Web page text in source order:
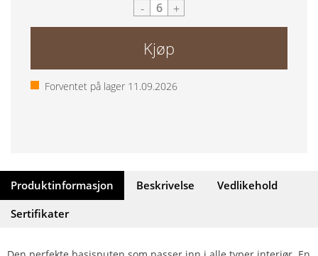
- +
Kjøp
Forventet på lager 11.09.2026
Produktinformasjon Beskrivelse
Vedlikehold
Sertifikater